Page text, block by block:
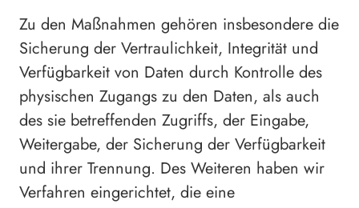
Zu den Maßnahmen gehören insbesondere die
Sicherung der Vertraulichkeit, Integrität und
Verfügbarkeit von Daten durch Kontrolle des
physischen Zugangs zu den Daten, als auch
des sie betreffenden Zugriffs, der Eingabe,
Weitergabe, der Sicherung der Verfügbarkeit
und ihrer Trennung. Des Weiteren haben wir
Verfahren eingerichtet, die eine